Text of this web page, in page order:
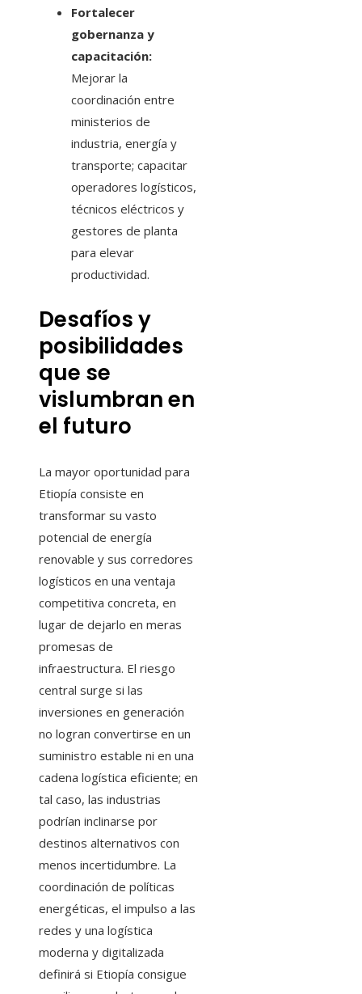
Fortalecer
gobernanza y
capacitación:
Mejorar la
coordinación entre
ministerios de
industria, energía y
transporte; capacitar
operadores logísticos,
técnicos eléctricos y
gestores de planta
para elevar
productividad.
Desafíos y
posibilidades
que se
vislumbran en
el futuro
La mayor oportunidad para
Etiopía consiste en
transformar su vasto
potencial de energía
renovable y sus corredores
logísticos en una ventaja
competitiva concreta, en
lugar de dejarlo en meras
promesas de
infraestructura. El riesgo
central surge si las
inversiones en generación
no logran convertirse en un
suministro estable ni en una
cadena logística eficiente; en
tal caso, las industrias
podrían inclinarse por
destinos alternativos con
menos incertidumbre. La
coordinación de políticas
energéticas, el impulso a las
redes y una logística
moderna y digitalizada
definirá si Etiopía consigue